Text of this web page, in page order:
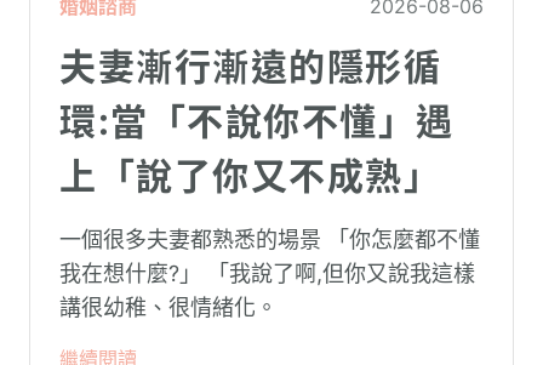
婚姻諮商 2026-08-06
夫妻漸行漸遠的隱形循
環:當「不說你不懂」遇
上「說了你又不成熟」
一個很多夫妻都熟悉的場景 「你怎麼都不懂
我在想什麼?」 「我說了啊,但你又說我這樣
講很幼稚、很情緒化。
繼續閱讀